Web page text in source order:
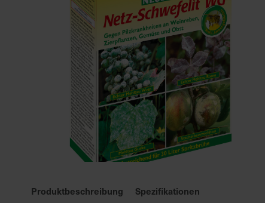
der
Produktbeschreibung Spezifikationen